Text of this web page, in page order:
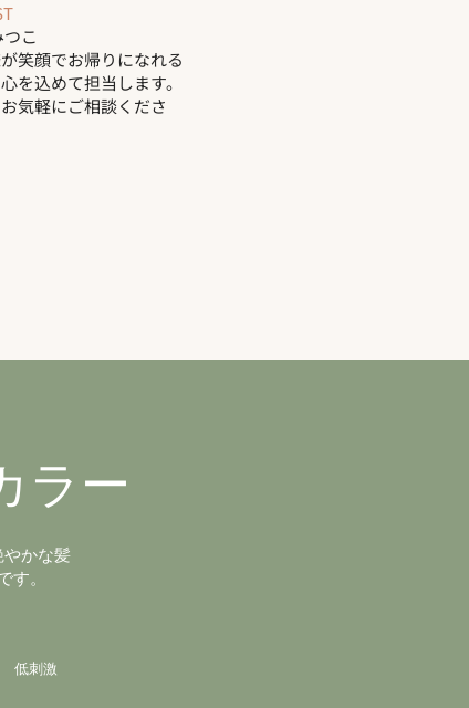
こ
笑顔でお帰りになれる
を込めて担当します。
気軽にご相談くださ
ラー
かな髪
。
低刺激